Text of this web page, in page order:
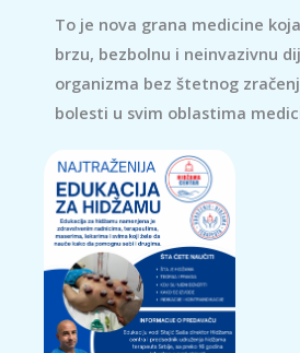
To je nova grana medicine
brzu, bezbolnu i neinvazivnu
organizma bez štetnog
bolesti u svim oblastima